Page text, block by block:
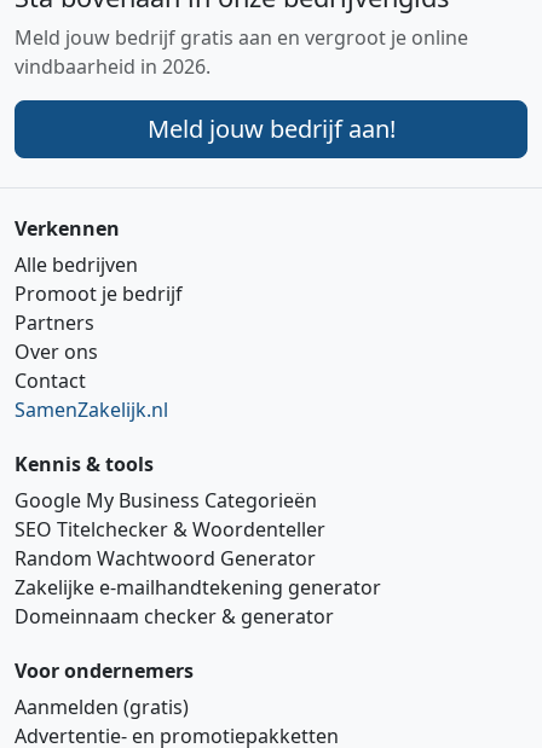
Meld jouw bedrijf gratis aan en vergroot je online
vindbaarheid in 2026.
Meld jouw bedrijf aan!
Verkennen
Alle bedrijven
Promoot je bedrijf
Partners
Over ons
Contact
SamenZakelijk.nl
Kennis & tools
Google My Business Categorieën
SEO Titelchecker & Woordenteller
Random Wachtwoord Generator
Zakelijke e‑mailhandtekening generator
Domeinnaam checker & generator
Voor ondernemers
Aanmelden (gratis)
Advertentie‑ en promotiepakketten